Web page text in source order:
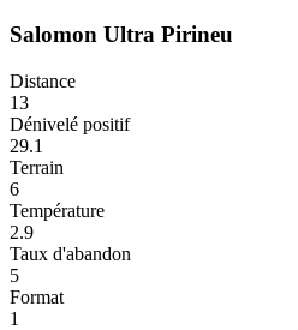
Salomon Ultra Pirineu
Distance
13
Dénivelé positif
29.1
Terrain
6
Température
2.9
Taux d'abandon
5
Format
1